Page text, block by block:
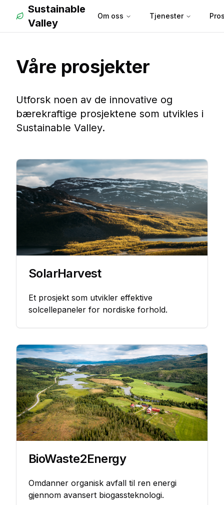
Sustainable
Valley
Om oss Tjenester
Våre prosjekter
Utforsk noen av de innovative og
bærekraftige prosjektene som utvikles i
Sustainable Valley.
SolarHarvest
Et prosjekt som utvikler effektive
solcellepaneler for nordiske forhold.
BioWaste2Energy
Omdanner organisk avfall til ren energi
gjennom avansert biogassteknologi.